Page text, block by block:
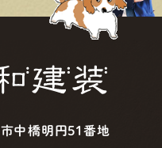
中橋明円51番地